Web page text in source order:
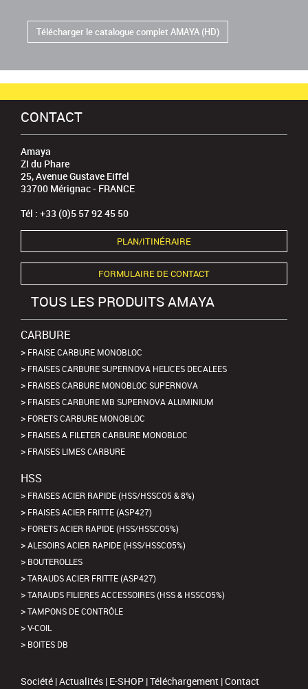
Télécharger le catalogue complet AMAYA (HD)
CONTACT
Amaya
ZI du Phare
25, Avenue Gustave Eiffel
33700 Mérignac - FRANCE
Tél : +33 (0)5 57 92 45 50
PLAN/ITINÉRAIRE
FORMULAIRE DE CONTACT
TOUS LES PRODUITS AMAYA
CARBURE
FRAISE CARBURE MONOBLOC
FRAISES CARBURE SUPERNOVA HELICES DECALEES
FRAISES CARBURE MONOBLOC SUPERNOVA
FRAISES CARBURE MB SUPERNOVA ALUMINIUM
FORETS CARBURE MONOBLOC
FRAISES A FILETER CARBURE MONOBLOC
FRAISES LIMES CARBURE
HSS
FRAISES ACIER RAPIDE (HSS/HSSCO5 & 8%)
FRAISES ACIER FRITTE (ASP427)
FORETS ACIER RAPIDE (HSS/HSSCO5%)
ALESOIRS ACIER RAPIDE (HSS/HSSCO5%)
BOUTEROLLES
TARAUDS ACIER FRITTE (ASP427)
TARAUDS FILIERES ACCESSOIRES (HSS & HSSCO5%)
TAMPONS DE CONTRÔLE
V-COIL
BOITES DB
Société |Actualités | E-SHOP |Téléchargement |Contact